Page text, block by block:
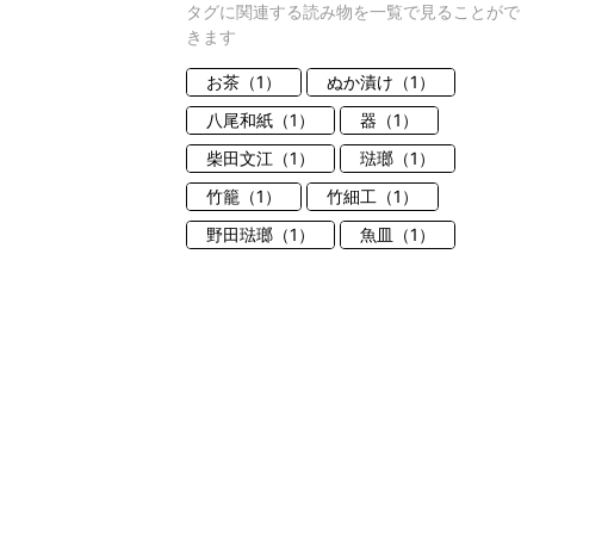
タグに関連する読み物を一覧で見ることがで
きます
お茶（1）
ぬか漬け（1）
八尾和紙（1）
器（1）
柴田文江（1）
琺瑯（1）
竹籠（1）
竹細工（1）
野田琺瑯（1）
魚皿（1）